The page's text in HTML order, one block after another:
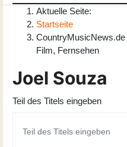
Aktuelle Seite:
Startseite
Film, Fernsehen
Joel Souza
Teil des Titels eingeben